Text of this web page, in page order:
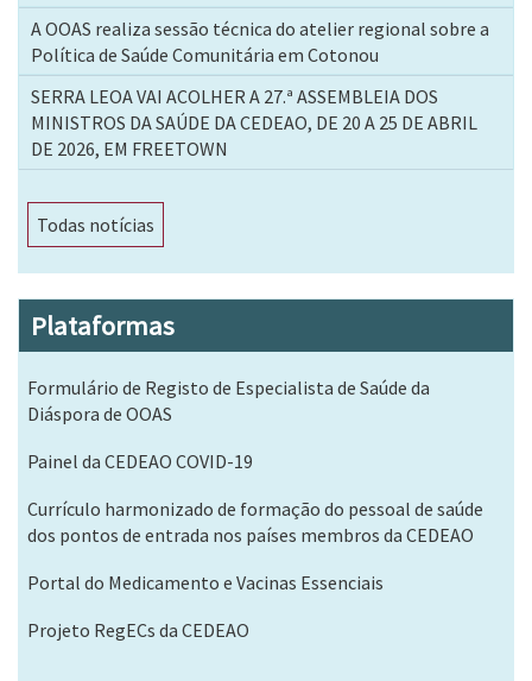
A OOAS realiza sessão técnica do atelier regional sobre a
Política de Saúde Comunitária em Cotonou
SERRA LEOA VAI ACOLHER A 27.ª ASSEMBLEIA DOS
MINISTROS DA SAÚDE DA CEDEAO, DE 20 A 25 DE ABRIL
DE 2026, EM FREETOWN
Todas notícias
Plataformas
Formulário de Registo de Especialista de Saúde da
Diáspora de OOAS
Painel da CEDEAO COVID-19
Currículo harmonizado de formação do pessoal de saúde
dos pontos de entrada nos países membros da CEDEAO
Portal do Medicamento e Vacinas Essenciais
Projeto RegECs da CEDEAO